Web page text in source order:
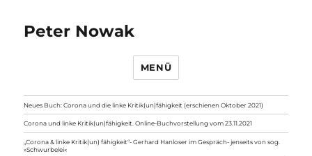
Peter Nowak
MENÜ
Neues Buch: Corona und die linke Kritik(un)fähigkeit (erschienen Oktober 2021)
Corona und linke Kritik(un)fähigkeit. Online-Buchvorstellung vom 23.11.2021
„Corona & linke Kritik(un) fähigkeit“- Gerhard Hanloser im Gespräch- jenseits von sog.
»Schwurbelei«